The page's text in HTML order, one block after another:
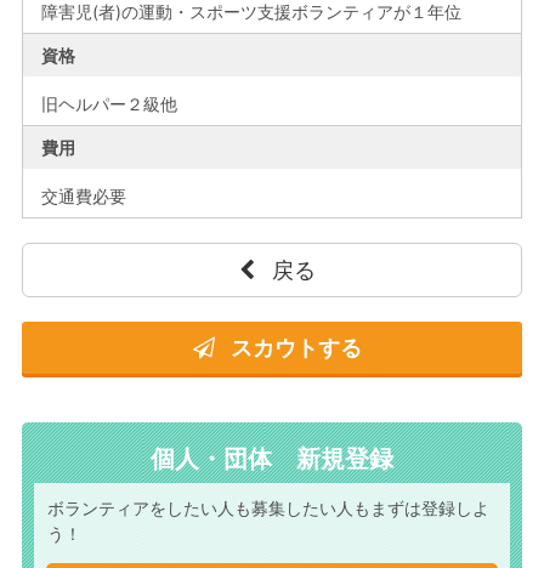
障害児(者)の運動・スポーツ支援ボランティアが１年位
資格
旧ヘルパー２級他
費用
交通費必要
戻る
スカウトする
個人・団体 新規登録
ボランティアをしたい人も募集したい人もまずは登録しよ
う！